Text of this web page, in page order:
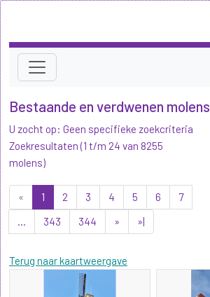
Bestaande en verdwenen molens
U zocht op: Geen specifieke zoekcriteria
Zoekresultaten (1 t/m 24 van 8255
molens)
« 1 2 3 4 5 6
7
...
343 344 » »|
Terug naar kaartweergave